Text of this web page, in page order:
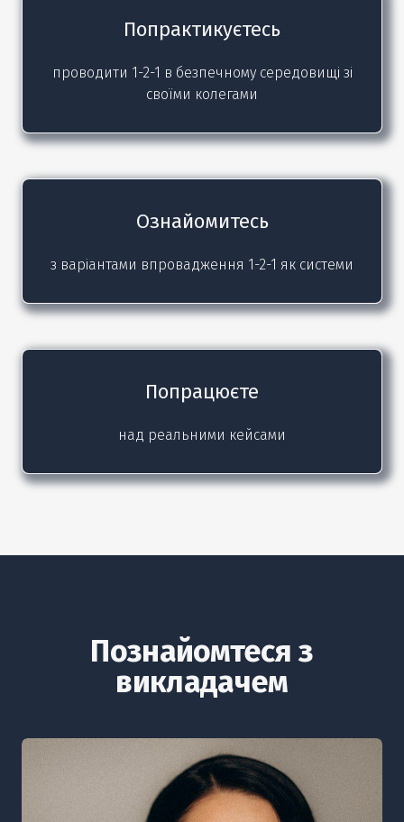
Попрактикуєтесь
проводити 1-2-1 в безпечному середовищі зі
своїми колегами
Ознайомитесь
з варіантами впровадження 1-2-1 як системи
Попрацюєте
над реальними кейсами
Познайомтеся з
викладачем